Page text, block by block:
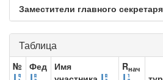
Заместители главного
Таблица
№ Фед
Имя
Rнач